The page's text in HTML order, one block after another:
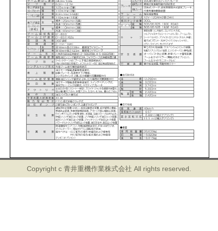
Copyright c 青井重機作業株式会社 All rights reserved.